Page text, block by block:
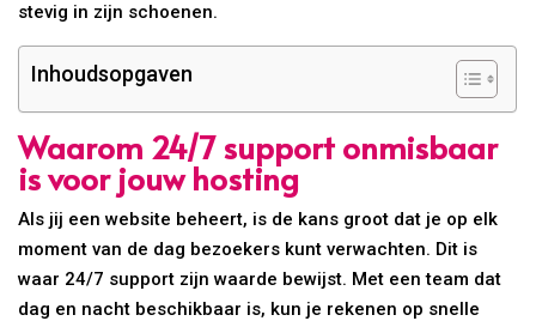
stevig in zijn schoenen.
Inhoudsopgaven
Waarom 24/7 support onmisbaar
is voor jouw hosting
Als jij een website beheert, is de kans groot dat je op elk
moment van de dag bezoekers kunt verwachten. Dit is
waar 24/7 support zijn waarde bewijst. Met een team dat
dag en nacht beschikbaar is, kun je rekenen op snelle